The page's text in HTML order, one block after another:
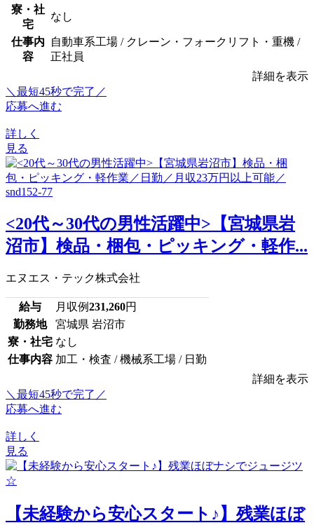
寮・社
宅
なし
仕事内
容
自動車系工場 / クレーン・フォークリフト・重機 /
正社員
詳細を表示
＼最短45秒で完了／
応募へ進む
詳しく
見る
<20代～30代の男性活躍中>【宮城県岩
沼市】検品・梱包・ピッキング・軽作...
エヌエス・テック株式会社
給与 月収例231,260円
勤務地
宮城県 岩沼市
寮・社宅 なし
仕事内容 加工・検査 / 機械系工場 / 日勤
詳細を表示
＼最短45秒で完了／
応募へ進む
詳しく
見る
【未経験から安心スタート♪】残業ほぼ